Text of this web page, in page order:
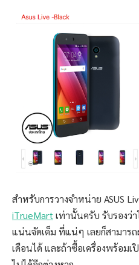
สำหรับการวางจำหน่าย ASUS
iTrueMart เท่านั้นครับ รับรองว่
แน่นจัดเต็ม ที่แน่ๆ เลยก็สามาร
เดือนได้ และถ้าซื้อเครื่องพร้อมเ